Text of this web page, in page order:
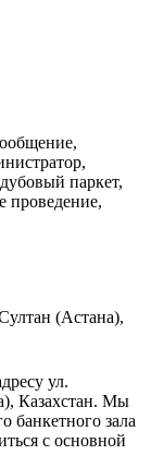
паркет,
проведение,
(Астана),
ул.
Казахстан. Мы
банкетного зала
с основной